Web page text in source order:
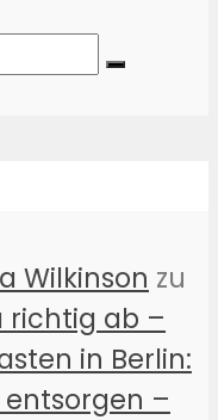
Wilkinson zu
richtig ab –
in Berlin:
–